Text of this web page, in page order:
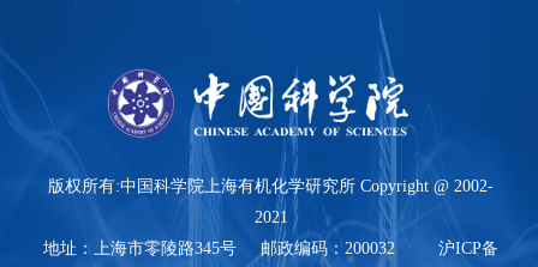
版权所有:中国科学院上海有机化学研究所 Copyright @ 2002-
2021
地址：上海市零陵路345号 邮政编码：200032 沪ICP备